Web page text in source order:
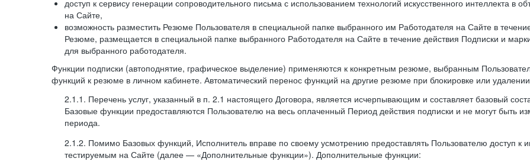
доступ к сервису генерации сопроводительного письма с использованием технологий искусственного интеллекта
на Сайте,
возможность разместить Резюме Пользователя в специальной папке выбранного им Работодателя на Сайте в
Резюме, размещается в специальной папке выбранного Работодателя на Сайте в течение действия Подписки и
для выбранного работодателя.
Функции подписки (автоподнятие, графическое выделение) применяются к конкретным резюме, выбранным
функций к резюме в личном кабинете. Автоматический перенос функций на другие резюме при блокировке или
2.1.1. Перечень услуг, указанный в п. 2.1 настоящего Договора, является исчерпывающим и составляет базовый
Базовые функции предоставляются Пользователю на весь оплаченный Период действия подписки и не могут быть
периода.
2.1.2. Помимо Базовых функций, Исполнитель вправе по своему усмотрению предоставлять Пользователю доступ
тестируемым на Сайте (далее — «Дополнительные функции»). Дополнительные функции: